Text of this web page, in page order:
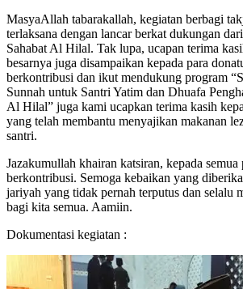
MasyaAllah tabarakallah, kegiatan berbagi
terlaksana dengan lancar berkat dukungan
Sahabat Al Hilal. Tak lupa, ucapan terima
besarnya juga disampaikan kepada para
berkontribusi dan ikut mendukung program
Sunnah untuk Santri Yatim dan Dhuafa
Al Hilal” juga kami ucapkan terima kasih
yang telah membantu menyajikan makanan
santri.
Jazakumullah khairan katsiran, kepada
berkontribusi. Semoga kebaikan yang
jariyah yang tidak pernah terputus dan selalu
bagi kita semua. Aamiin.
Dokumentasi kegiatan :